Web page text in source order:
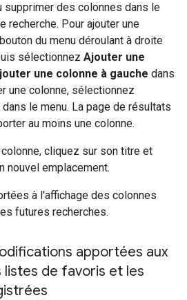
supprimer des colonnes dans le
recherche. Pour ajouter une
du menu déroulant à droite
sélectionnez Ajouter une
une colonne à gauche dans
une colonne, sélectionnez
dans le menu. La page de résultats
au moins une colonne.
cliquez sur son titre et
emplacement.
à l'affichage des colonnes
futures recherches.
apportées aux
listes de favoris et les